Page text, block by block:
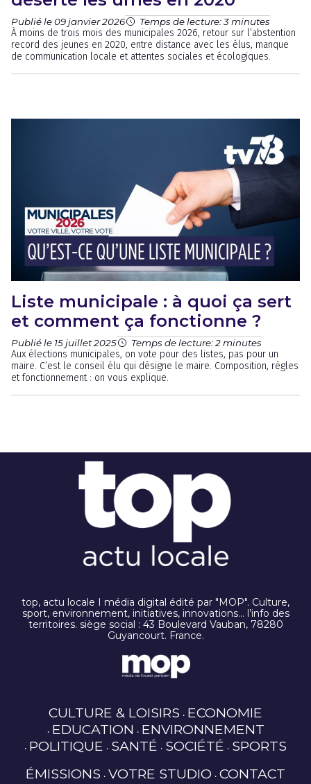
Publié le 09 janvier 2026 Temps de lecture: 3 minutes
À moins de trois mois des municipales 2026, retour sur l’abstention
record des jeunes en 2020, entre distance avec les élus, manque
de communication locale et attentes sociales et écologiques.
Liste municipale : à quoi ça sert
et comment ça fonctionne ?
Publié le 15 juillet 2025 Temps de lecture: 2 minutes
Aux élections municipales, on vote pour des listes, pas pour un
maire. C’est le conseil élu qui désigne le maire. Composition, règles
et fonctionnement : on vous explique.
top, actu locale I média digital édité par "MOP". Culture,
sport, environnement, initiatives, innovations… l’info des
territoires. siège social : 43 Boulevard Vauban, 78280
Guyancourt. France.
CULTURE & LOISIRS ECONOMIE
EDUCATION ENVIRONNEMENT
POLITIQUE SANTÉ SOCIÉTÉ SPORTS
ÉMISSIONS VOTRE STUDIO CONTACT